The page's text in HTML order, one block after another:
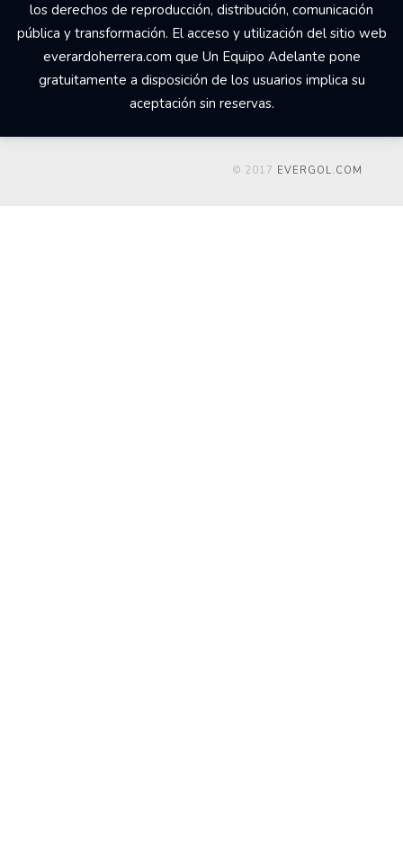
los derechos de reproducción, distribución, comunicación
pública y transformación. El acceso y utilización del sitio web
everardoherrera.com que Un Equipo Adelante pone
gratuitamente a disposición de los usuarios implica su
aceptación sin reservas.
© 2017 EVERGOL.COM